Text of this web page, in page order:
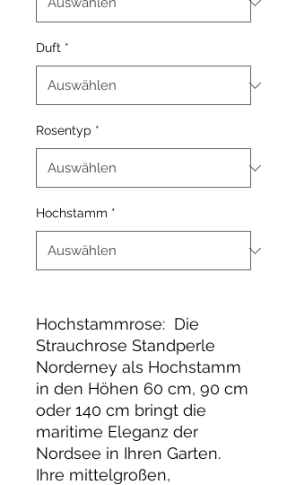
Duft *
Rosentyp *
Hochstamm *
Hochstammrose: Die
Strauchrose Standperle
Norderney als Hochstamm
in den Höhen 60 cm, 90 cm
oder 140 cm bringt die
maritime Eleganz der
Nordsee in Ihren Garten.
Ihre mittelgroßen,